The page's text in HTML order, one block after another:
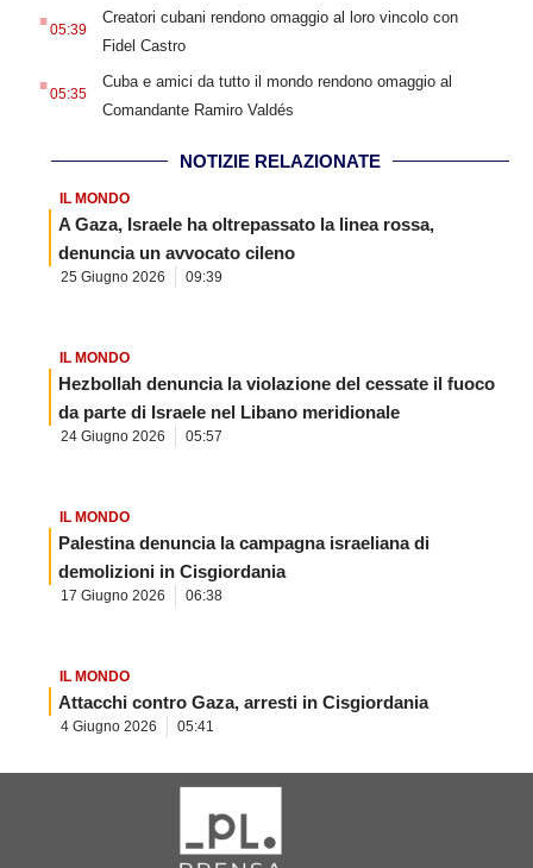
05:39
Creatori cubani rendono omaggio al loro vincolo con
Fidel Castro
.05:35
Cuba e amici da tutto il mondo rendono omaggio al
Comandante Ramiro Valdés
NOTIZIE RELAZIONATE
IL MONDO
A Gaza, Israele ha oltrepassato la linea rossa,
denuncia un avvocato cileno
25 Giugno 2026 09:39
IL MONDO
Hezbollah denuncia la violazione del cessate il fuoco
da parte di Israele nel Libano meridionale
24 Giugno 2026 05:57
IL MONDO
Palestina denuncia la campagna israeliana di
demolizioni in Cisgiordania
17 Giugno 2026 06:38
IL MONDO
Attacchi contro Gaza, arresti in Cisgiordania
4 Giugno 2026 05:41